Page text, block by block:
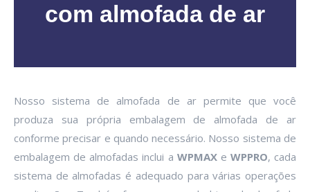
com almofada de ar
Nosso sistema de almofada de ar permite que você
produza sua própria embalagem de almofada de ar
conforme precisar e quando necessário. Nosso sistema de
embalagem de almofadas inclui a WPMAXe WPPRO, cada
sistema de almofadas é adequado para várias operações